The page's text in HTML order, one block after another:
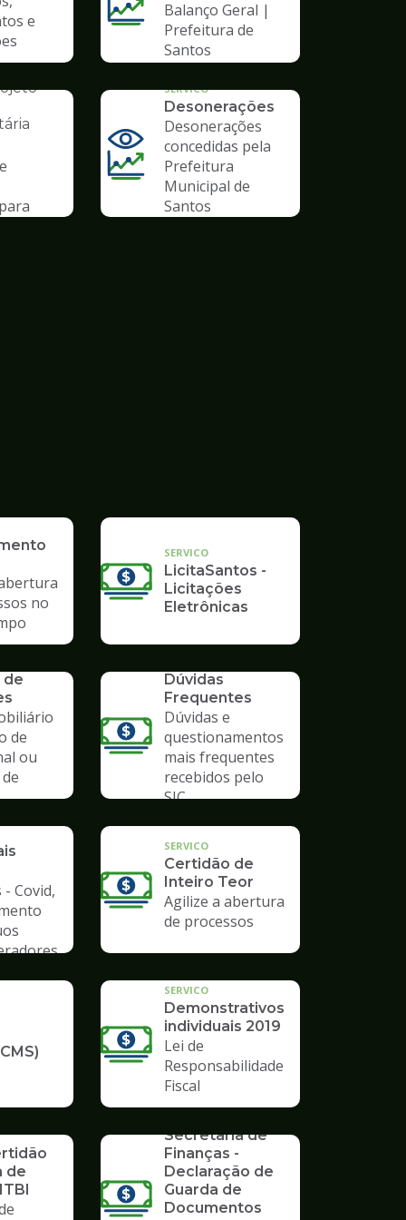
e
Balanço Geral |
Prefeitura de
Santos
SERVICO
Desonerações
Desonerações
concedidas pela
Prefeitura
Municipal de
Santos
no
SERVICO
LicitaSantos -
Licitações
Eletrônicas
de
de
ou
Dúvidas
Frequentes
Dúvidas e
questionamentos
mais frequentes
recebidos pelo
SIC
Covid,
SERVICO
Certidão de
Inteiro Teor
Agilize a abertura
de processos
SERVICO
Demonstrativos
individuais 2019
Lei de
Responsabilidade
Fiscal
de
Secretaria de
Finanças -
Declaração de
Guarda de
Documentos